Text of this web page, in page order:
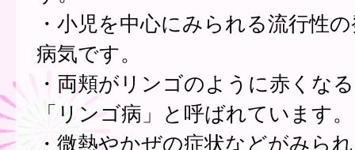
・小児を中心にみられる流行性
病気です。
・両頬がリンゴのように赤くな
「リンゴ病」と呼ばれています。
・微熱やかぜの症状などがみら